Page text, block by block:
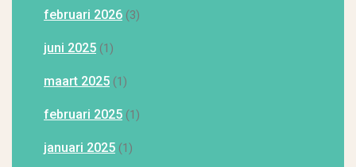
februari 2026 (3)
juni 2025 (1)
maart 2025 (1)
februari 2025 (1)
januari 2025 (1)